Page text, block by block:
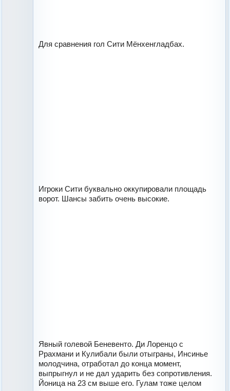
Для сравнения гол Сити Мёнхенгладбах.
Игроки Сити буквально оккупировали площадь
ворот. Шансы забить очень высокие.
Явный голевой Беневенто. Ди Лоренцо с
Ррахмани и Кулибали были отыграны, Инсинье
молодчина, отработал до конца момент,
выпрыгнул и не дал ударить без сопротивления.
Йоница на 23 см выше его. Гулам тоже целом